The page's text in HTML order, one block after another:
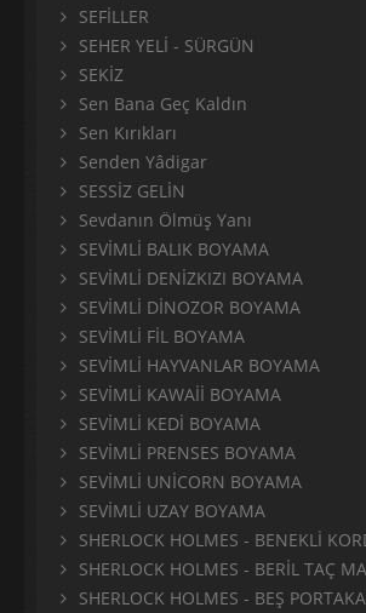
SEFİLLER
SEHER YELİ - SÜRGÜN
SEKİZ
Sen Bana Geç Kaldın
Sen Kırıkları
Senden Yâdigar
SESSİZ GELİN
Sevdanın Ölmüş Yanı
SEVİMLİ BALIK BOYAMA
SEVİMLİ DENİZKIZI BOYAMA
SEVİMLİ DİNOZOR BOYAMA
SEVİMLİ FİL BOYAMA
SEVİMLİ HAYVANLAR BOYAMA
SEVİMLİ KAWAİİ BOYAMA
SEVİMLİ KEDİ BOYAMA
SEVİMLİ PRENSES BOYAMA
SEVİMLİ UNİCORN BOYAMA
SEVİMLİ UZAY BOYAMA
SHERLOCK HOLMES - BENEKLİ
SHERLOCK HOLMES - BERİL TAÇ
SHERLOCK HOLMES - BEŞ